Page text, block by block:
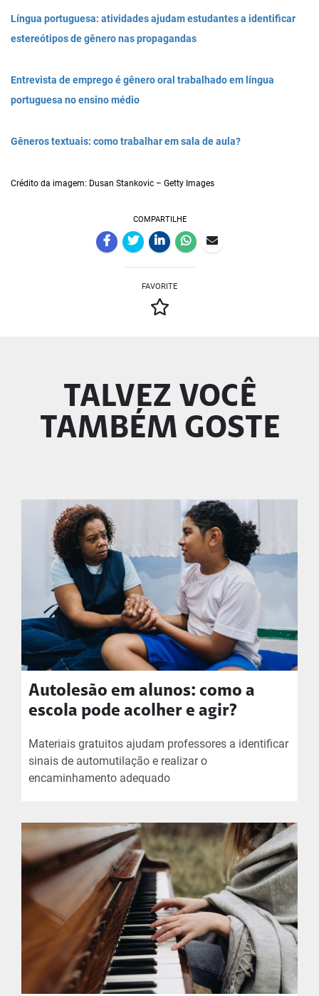
Língua portuguesa: atividades ajudam estudantes a identificar
estereótipos de gênero nas propagandas
Entrevista de emprego é gênero oral trabalhado em língua
portuguesa no ensino médio
Gêneros textuais: como trabalhar em sala de aula?
Crédito da imagem: Dusan Stankovic – Getty Images
COMPARTILHE
FAVORITE
TALVEZ VOCÊ
TAMBÉM GOSTE
Autolesão em alunos: como a
escola pode acolher e agir?
Materiais gratuitos ajudam professores a identificar
sinais de automutilação e realizar o
encaminhamento adequado